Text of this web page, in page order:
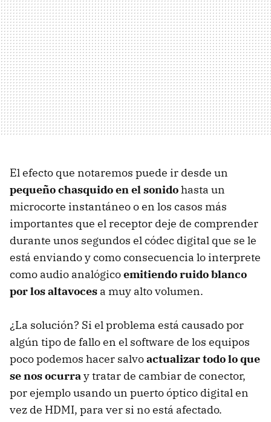
El efecto que notaremos puede ir desde un
pequeño chasquido en el sonidohasta un
microcorte instantáneo o en los casos más
importantes que el receptor deje de comprender
durante unos segundos el códec digital que se le
está enviando y como consecuencia lo interprete
como audio analógicoemitiendo ruido blanco
por los altavoces a muy alto volumen.
¿La solución? Si el problema está causado por
algún tipo de fallo en el software de los equipos
poco podemos hacer salvoactualizar todo lo que
se nos ocurray tratar de cambiar de conector,
por ejemplo usando un puerto óptico digital en
vez de HDMI, para ver si no está afectado.